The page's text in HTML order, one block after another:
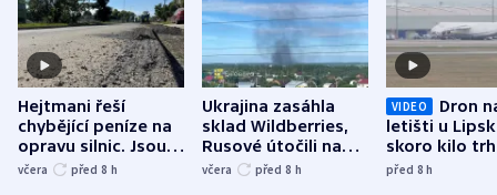
Hejtmani řeší
chybějící peníze na
opravu silnic. Jsou
nenárokové, namítá
včera před 8 h
Ukrajina zasáhla
sklad Wildberries,
Rusové útočili na
trh, hasiče či
včera před 8 h
VIDEO
Dron
letišti u
skoro kilo
indicie
před 8h